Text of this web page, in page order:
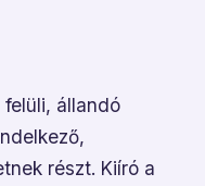
állandó
részt. Kiíró a